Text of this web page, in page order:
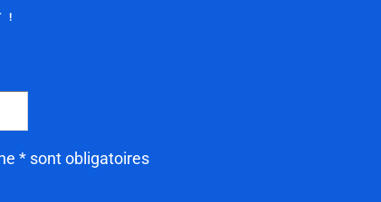
!
* sont obligatoires